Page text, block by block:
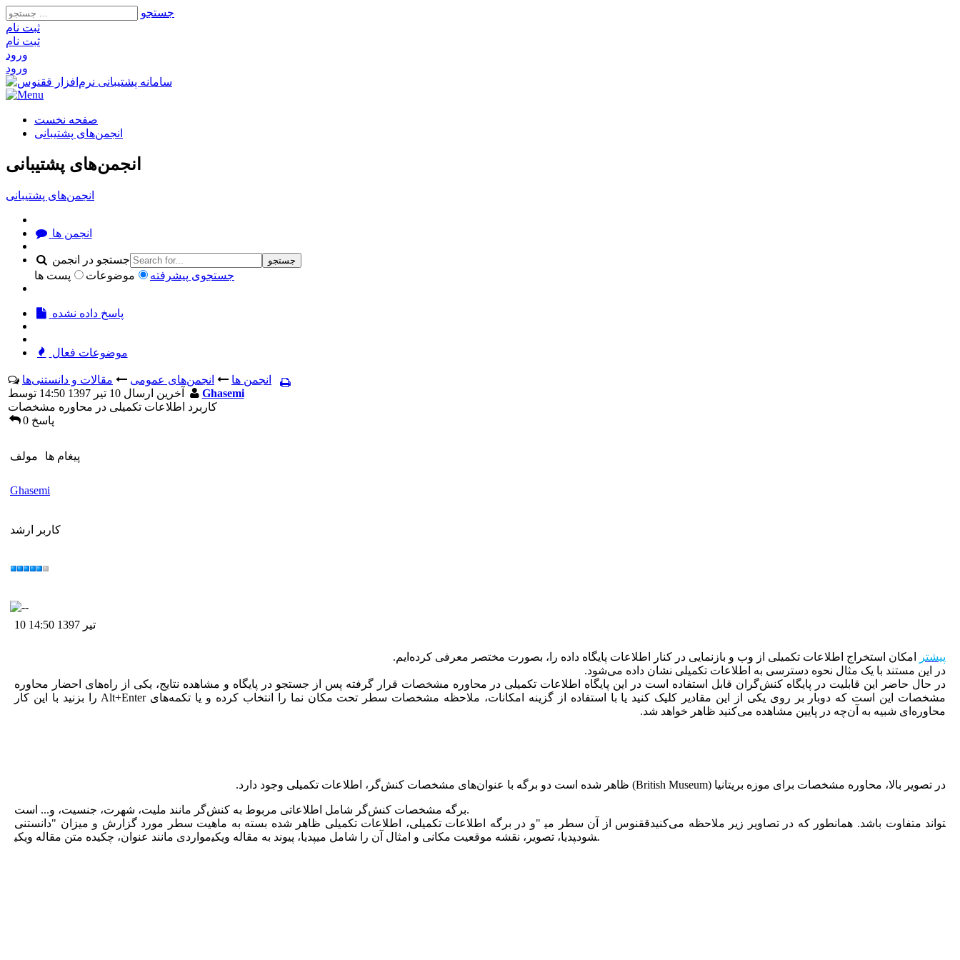
جستجو
ثبت‌ نام
ثبت‌ نام
ورود
ورود
صفحه نخست
انجمن‌های پشتیبانی
انجمن‌های پشتیبانی
انجمن‌های پشتیبانی
انجمن ها
جستجو در انجمن جستجو
جستجوی پیشرفته موضوعات پست ها
پاسخ داده نشده
موضوعات فعال
انجمن ها انجمن‌های عمومی
مقالات و دانستنی‌ها
Ghasemi
کاربرد اطلاعات تکمیلی در محاوره مشخصات
0 پاسخ
مولف پيغام ها
Ghasemi
کاربر ارشد
10 تیر 1397 14:50
پیشتر
امکان استخراج اطلاعات تکمیلی از وب و بازنمایی در کنار اطلاعات پایگاه داده را، بصورت مختصر معرفی کرده‌ایم.
در این مستند با یک مثال نحوه دسترسی به اطلاعات تکمیلی نشان داده می‌شود.
در حال حاضر این قابلیت در پایگاه کنش‌گران قابل استفاده است در این پایگاه اطلاعات تکمیلی در محاوره مشخصات قرار گرفته پس از جستجو در پایگاه و مشاهده نتایج، یکی از راه‌های احضار محاوره
مشخصات این است که دوبار بر روی یکی از این مقادیر کلیک کنید یا با استفاده از گزینه امکانات، ملاحظه مشخصات سطر تحت مکان نما را انتخاب کرده و یا تکمه‌های Alt+Enter را بزنید با این کار
محاوره‌ای شبیه به آن‌چه در پایین مشاهده می‌کنید ظاهر خواهد شد.
در تصویر بالا، محاوره مشخصات برای موزه بریتانیا (British Museum) ظاهر شده است دو برگه با عنوان‌های مشخصات کنش‌گر، اطلاعات تکمیلی وجود دارد.
برگه مشخصات کنش‌گر شامل اطلاعاتی مربوط به کنش‌گر مانند ملیت، شهرت، جنسیت، و... است.
و در برگه اطلاعات تکمیلی، اطلاعات تکمیلی ظاهر شده بسته به ماهیت سطر مورد گزارش و میزان "دانستنی‎" ققنوس از آن سطر می‎تواند متفاوت باشد. همانطور که در تصاویر زیر ملاحظه می‌کنید
مواردی مانند عنوان، چکیده متن مقاله ویکی‎پدیا، پیوند به مقاله ویکی‎پدیا، تصویر، نقشه موقعیت مکانی و امثال آن را شامل می‎شود.